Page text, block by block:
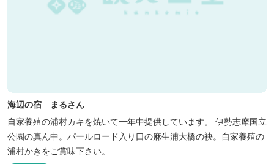
海辺の宿 まるさん
自家養殖の浦村カキを焼いて一年中提供しています。 伊勢志摩国立
公園の真ん中。パールロード入り口の麻生浦大橋の袂。自家養殖の
浦村かきをご賞味下さい。